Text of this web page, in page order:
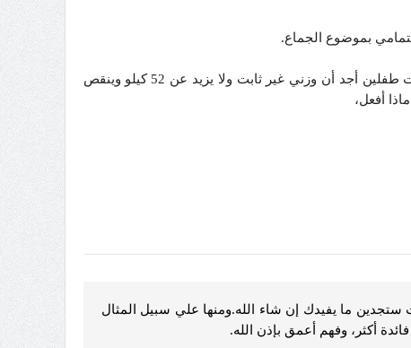
بموضوع الجماع.
كذلك لي مشكلة أخرى هي أنني قبل زواجي كان وزني لا يزيد عن 54 كيلو ولا ينقص عن 52 كيلو، والآن وبعد زواجي وبعد أن أنجبت طفلين أجد أن وزني غير ثابت ولا يزيد عن 52 كيلو وينقص
أفعل،
ستجدين ما يفيدك إن شاء الله.ومنها علي سبيل المثال
أكثر، وفهم أعمق بإذن الله.